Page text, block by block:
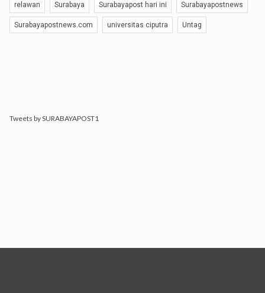
relawan Surabaya Surabayapost hari ini Surabayapostnews
Surabayapostnews.com universitas ciputra Untag
Tweets by SURABAYAPOST1